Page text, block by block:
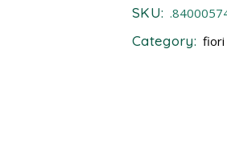
SKU:
Category: fiori